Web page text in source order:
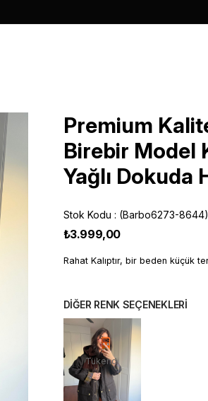
Premium
Birebir Model
Yağlı Dokuda
Stok Kodu (Barbo6273-8644)
₺3.999,00
Rahat Kalıptır, bir beden küçük
DİĞER RENK SEÇENEKLERİ
Tükendi